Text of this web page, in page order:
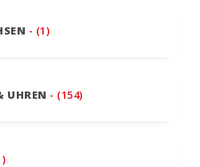
- (1)
UHREN - (154)